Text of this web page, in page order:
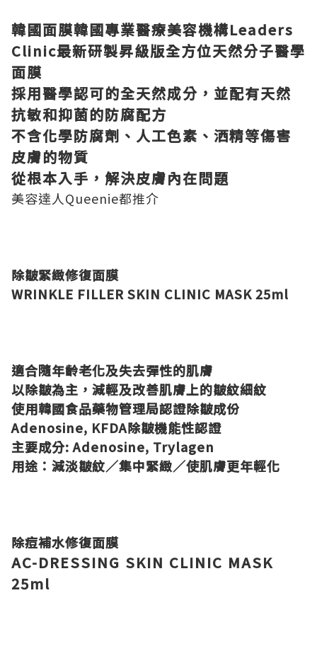
韓國面膜韓國專業醫療美容機構Leaders
Clinic最新研製昇級版全方位天然分子醫學
面膜
採用醫學認可的全天然成分，並配有天然
抗敏和抑菌的防腐配方
不含化學防腐劑、人工色素、洒精等傷害
皮膚的物質
從根本入手，解決皮膚內在問題
美容達人Queenie都推介
除皺緊緻修復面膜
WRINKLE FILLER SKIN CLINIC MASK 25ml
適合隨年齡老化及失去彈性的肌膚
以除皺為主，減輕及改善肌膚上的皺紋細紋
使用韓國食品藥物管理局認證除皺成份
Adenosine, KFDA除皺機能性認證
主要成分: Adenosine, Trylagen
用途：減淡皺紋／集中緊緻／使肌膚更年輕化
除痘補水修復面膜
AC-DRESSING SKIN CLINIC MASK
25ml